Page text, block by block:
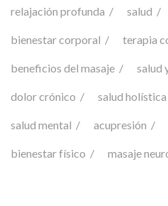
relajación profunda salud
bienestar corporal terapia
beneficios del masaje salud
dolor crónico salud holística
salud mental acupresión
bienestar físico masaje